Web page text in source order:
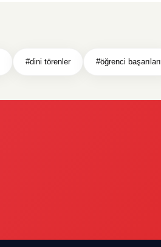
#dini törenler #öğrenci başarıları